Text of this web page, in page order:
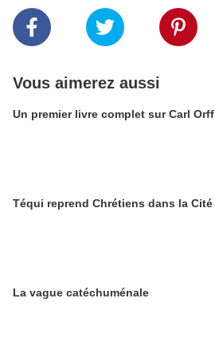
Vous aimerez aussi
Un premier livre complet sur Carl Orff
Téqui reprend Chrétiens dans la Cité
La vague catéchuménale